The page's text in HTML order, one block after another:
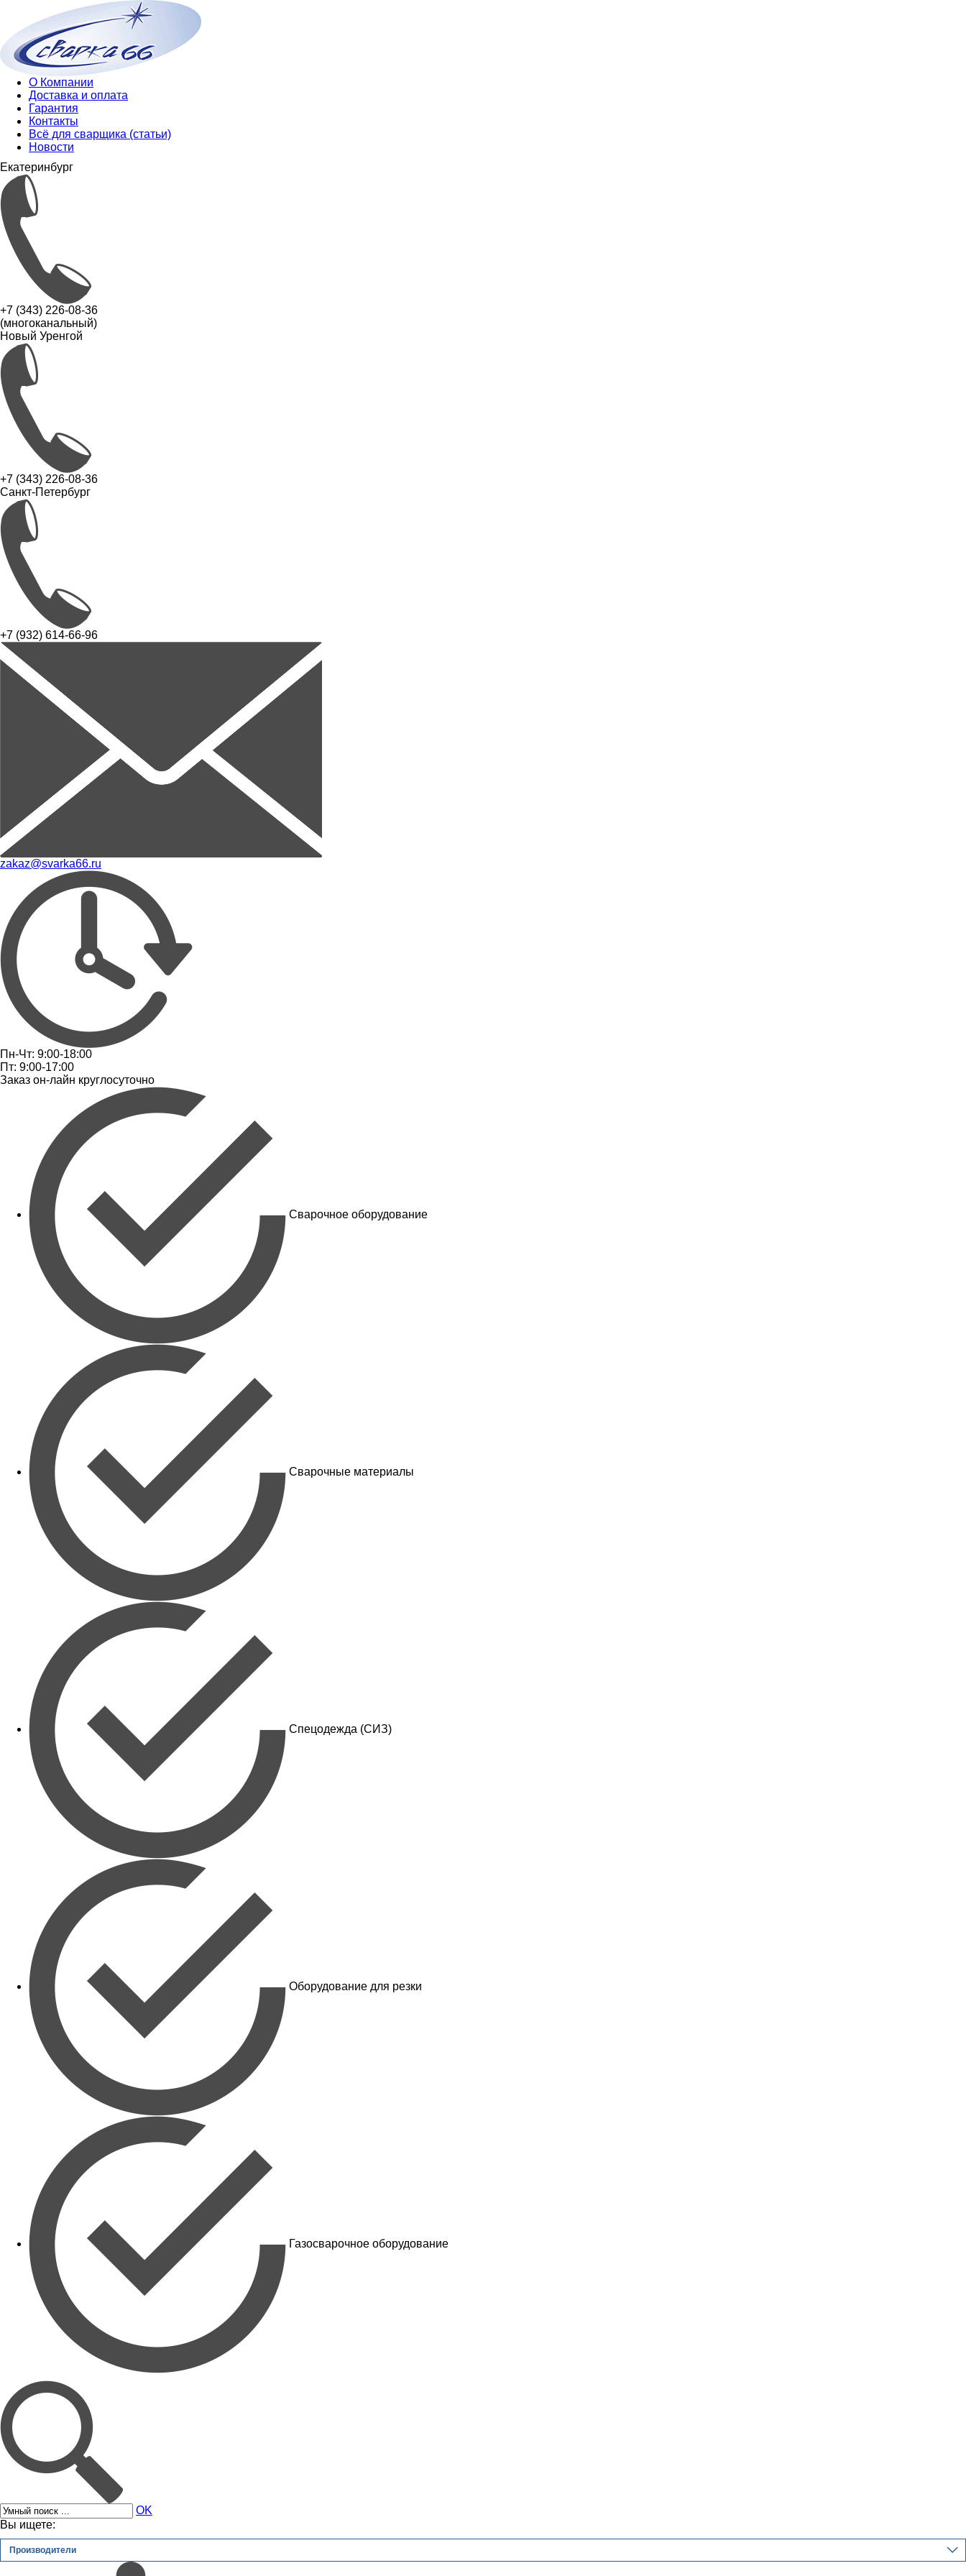
О Компании
Доставка и оплата
Гарантия
Контакты
Всё для сварщика (статьи)
Новости
Екатеринбург
+7 (343) 226-08-36
(многоканальный)
Новый Уренгой
+7 (343) 226-08-36
Санкт-Петербург
+7 (932) 614-66-96
zakaz@svarka66.ru
Пн-Чт: 9:00-18:00
Пт: 9:00-17:00
Заказ он-лайн круглосуточно
Сварочное оборудование
Сварочные материалы
Спецодежда (СИЗ)
Оборудование для резки
Газосварочное оборудование
OK
Вы ищете:
Производители